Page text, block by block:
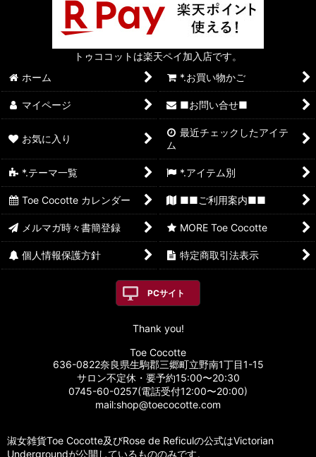
トゥココットは楽天ペイ加入店です。
ホーム
*.お買い物かご
マイページ ■お問い合せ■
お気に入り
最近チェックしたアイテ
ム
*.テーマ一覧 *.アイテム別
Toe Cocotte カレンダー ■■ご利用案内■■
メルマガ時々書簡登録 MORE Toe Cocotte
個人情報保護方針 特定商取引法表示
PCサイト
Thank you!
Toe Cocotte
636-0822奈良県生駒郡三郷町立野南1丁目1-15
サロン不定休・要予約15:00〜20:30
0745-60-0257(電話受付12:00〜20:00)
mail:shop@toecocotte.com
淑女雑貨Toe Cocotte及びRose de Reficulの公式はVictorian
Undergroundが公開しているもののみです。